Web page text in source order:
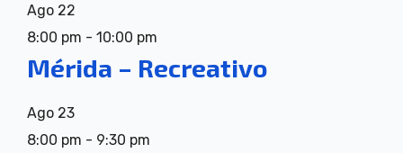
Ago 22
8:00 pm - 10:00 pm
Mérida – Recreativo
Ago 23
8:00 pm - 9:30 pm